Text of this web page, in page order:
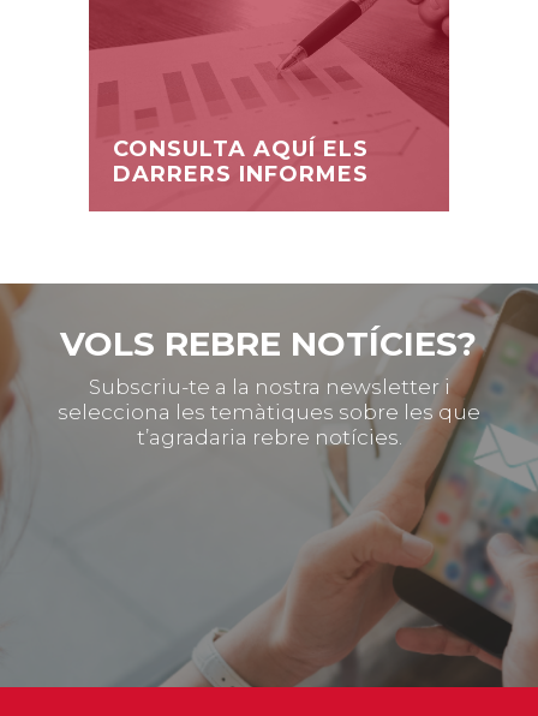
CONSULTA AQUÍ ELS
DARRERS INFORMES
VOLS REBRE NOTÍCIES?
Subscriu-te a la nostra newsletter i
selecciona les temàtiques sobre les que
t’agradaria rebre notícies.